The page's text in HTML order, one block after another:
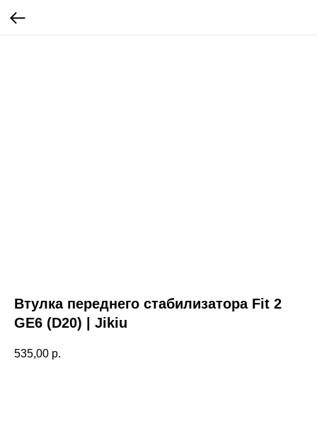
Втулка переднего стабилизатора Fit 2
GE6 (D20) | Jikiu
535,00 р.